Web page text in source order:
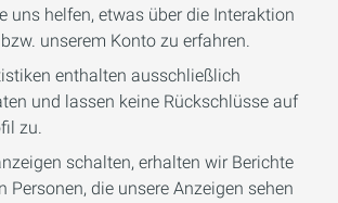
uns helfen, etwas über die Interaktion
unserem Konto zu erfahren.
enthalten ausschließlich
und lassen keine Rückschlüsse auf
zu.
schalten, erhalten wir Berichte
Personen, die unsere Anzeigen sehen